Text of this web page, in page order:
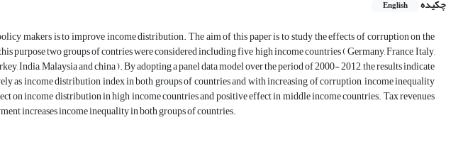
چکیده
English
makers is to improve income distribution. The aim of this paper is to study the effects of corruption on the
purpose two groups of contries were considered including five high income countries ( Germany, France, Italy,
India, Malaysia and china ). By adopting a panel data model over the period of 2000- 2012, the results indicate
income distribution index in both groups of countries and with increasing of corruption, income inequality
on income distribution in high income countries and positive effect in middle income countries. Tax revenues
increases income inequality in both groups of countries.